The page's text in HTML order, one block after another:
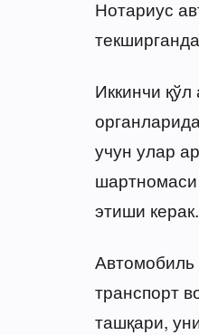
Нотариус
Иккинчи
учун улар
шартномаси
этиши керак.
Автомобиль
транспорт
ташқари,